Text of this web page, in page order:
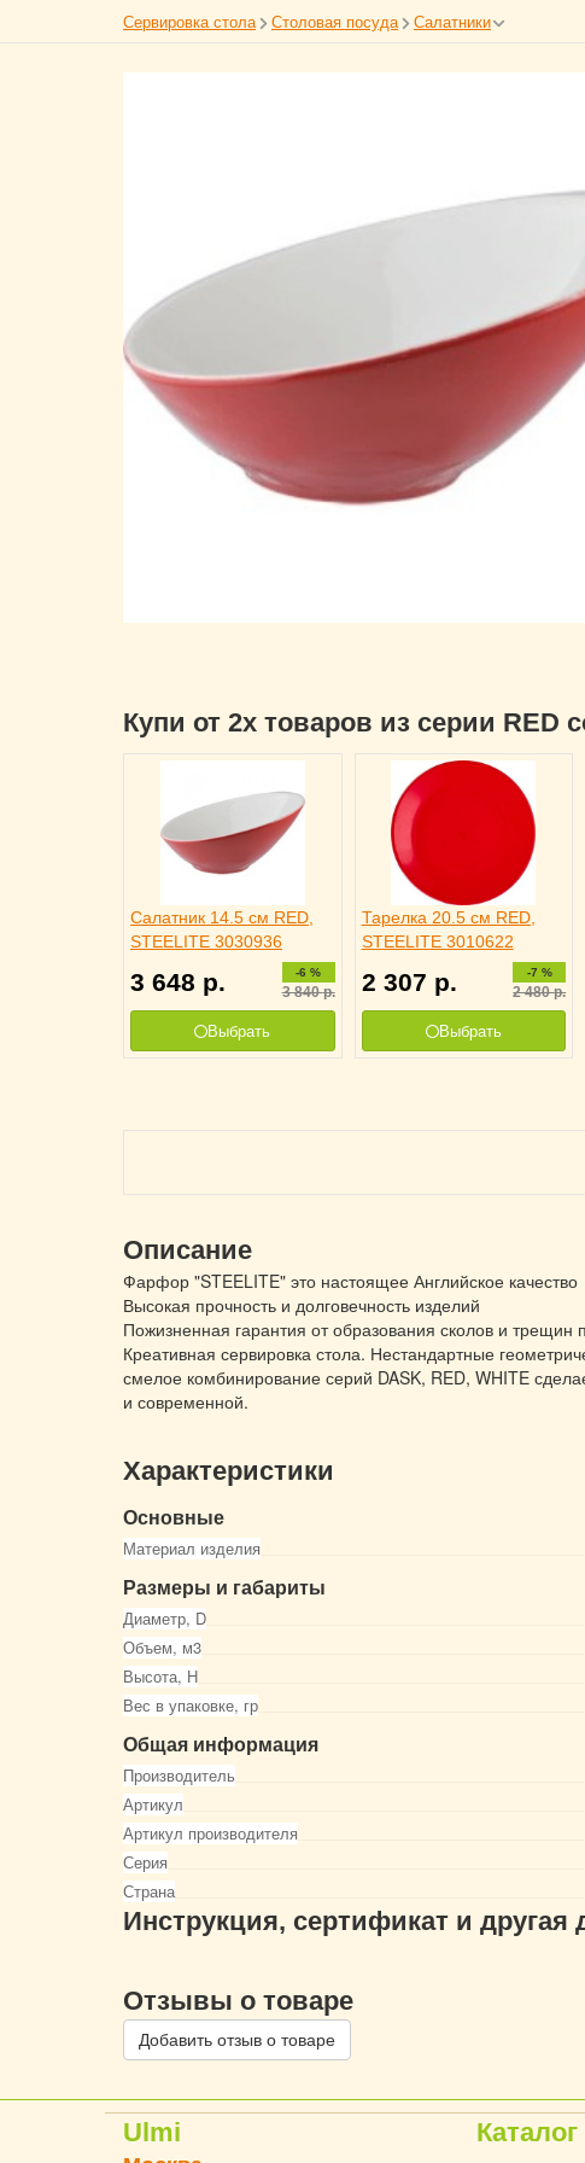
Сервировка стола Столовая посуда Салатники
Купи от 2х товаров из серии RED
Салатник 14.5 см RED,
STEELITE 3030936
3 648 р. -6 %
3 840р.
Выбрать
Тарелка 20.5 см RED,
STEELITE 3010622
2 307 р. -7 %
2 480р.
Выбрать
Описание
Фарфор "STEELITE" это настоящее Английское качество
Высокая прочность и долговечность изделий
Пожизненная гарантия от образования сколов и трещин
Креативная сервировка стола. Нестандартные
смелое комбинирование серий DASK, RED, WHITE
и современной.
Характеристики
Основные
Материал изделия
Размеры и габариты
Диаметр, D
Объем, м3
Высота, Н
Вес в упаковке, гр
Общая информация
Производитель
Артикул
Артикул производителя
Серия
Страна
Инструкция, сертификат и другая
Отзывы о товаре
Добавить отзыв о товаре
Ulmi